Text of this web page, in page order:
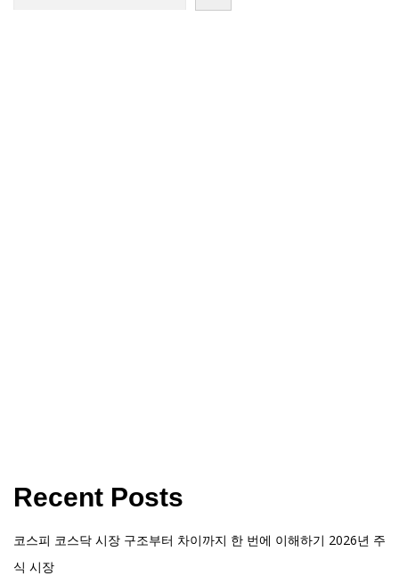
Recent Posts
코스피 코스닥 시장 구조부터 차이까지 한 번에 이해하기 2026년 주
식 시장